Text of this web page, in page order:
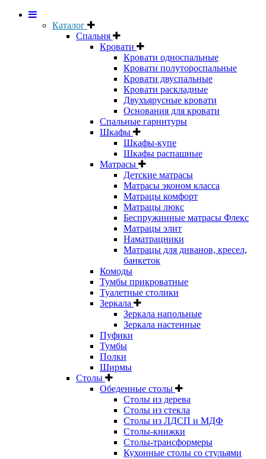
Каталог
Спальня
Кровати
Кровати односпальные
Кровати полутороспальные
Кровати двуспальные
Кровати раскладные
Двухъярусные кровати
Основания для кровати
Спальные гарнитуры
Шкафы
Шкафы-купе
Шкафы распашные
Матрасы
Детские матрасы
Матрасы эконом класса
Матрацы комфорт
Матрацы люкс
Беспружинные матрасы Флекс
Матрацы элит
Наматрацники
Матрацы для диванов, кресел,
банкеток
Комоды
Тумбы прикроватные
Туалетные столики
Зеркала
Зеркала напольные
Зеркала настенные
Пуфики
Тумбы
Полки
Ширмы
Столы
Обеденные столы
Столы из дерева
Столы из стекла
Столы из ЛДСП и МДФ
Столы-книжки
Столы-трансформеры
Кухонные столы со стульями